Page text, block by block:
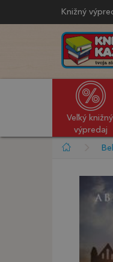
Knižný
Veľký knižný
výpredaj